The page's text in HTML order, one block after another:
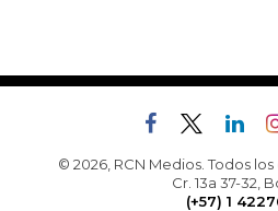
© 2026, RCN Medios. Todos
Cr. 13a 37-32,
(+57) 1